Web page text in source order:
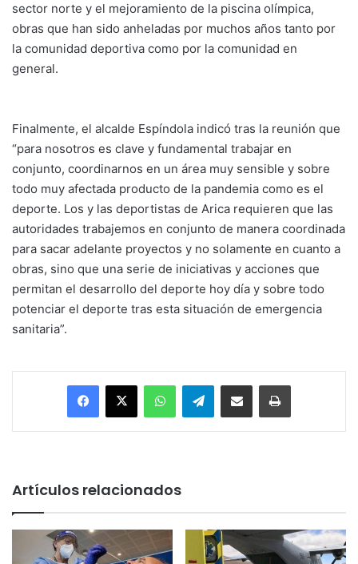
sector norte y el mejoramiento de la piscina olímpica,
obras que han sido anheladas por muchos años tanto por
la comunidad deportiva como por la comunidad en
general.
Finalmente, el alcalde Espíndola indicó tras la reunión que
“para nosotros es clave y fundamental trabajar en
conjunto, coordinarnos en un área muy sensible y sobre
todo muy afectada producto de la pandemia como es el
deporte. Los y las deportistas de Arica requieren que las
autoridades trabajemos en conjunto de manera coordinada
para sacar adelante proyectos y no solamente en cuanto a
obras, sino que una serie de iniciativas y acciones que
permitan el desarrollo del deporte hoy día y sobre todo
potenciar el deporte tras esta situación de emergencia
sanitaria”.
Facebook
X WhatsAppTelegramEnviar vía email Imprimir
Artículos relacionados